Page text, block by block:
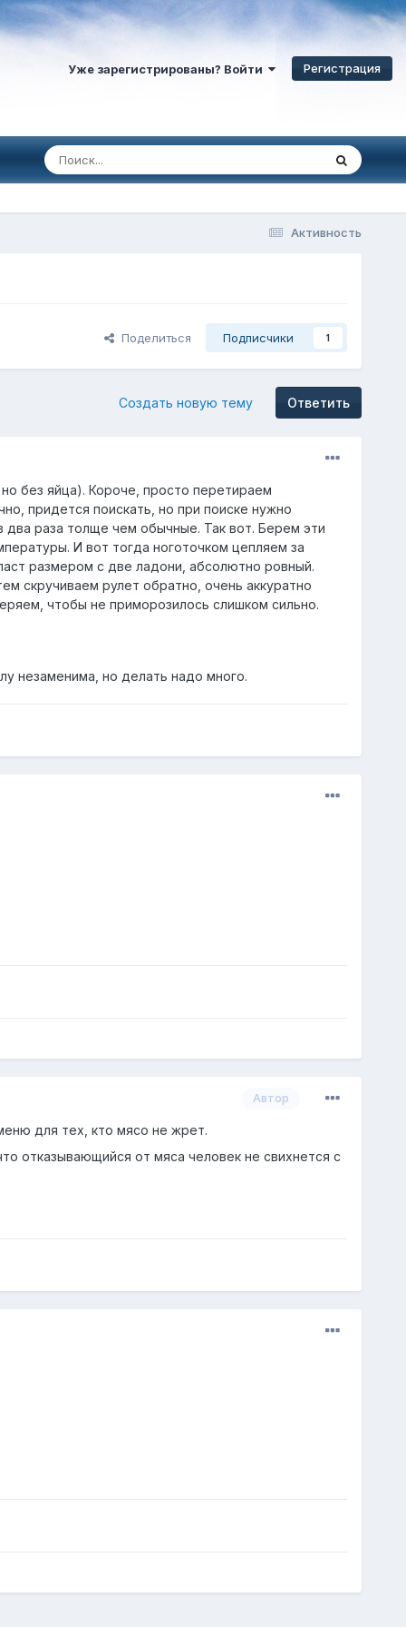
Уже зарегистрированы? Войти Регистрация
Активность
Поделиться Подписчики 1
Ответить
Создать новую тему
без яйца). Короче, просто перетираем
придется поискать, но при поиске нужно
два раза толще чем обычные. Так вот. Берем эти
И вот тогда ноготочком цепляем за
размером с две ладони, абсолютно ровный.
скручиваем рулет обратно, очень аккуратно
чтобы не приморозилось слишком сильно.
незаменима, но делать надо много.
Автор
для тех, кто мясо не жрет.
отказывающийся от мяса человек не свихнется с